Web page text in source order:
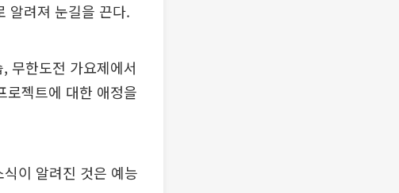
알려져 눈길을 끈다.
무한도전 가요제에서
로젝트에 대한 애정을
이 알려진 것은 예능